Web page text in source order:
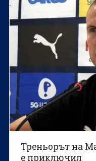
Треньорът на
е приключил